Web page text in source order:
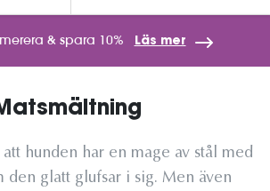
& spara 10% Läs mer
hunden har en mage av stål med
den glatt glufsar i sig. Men även